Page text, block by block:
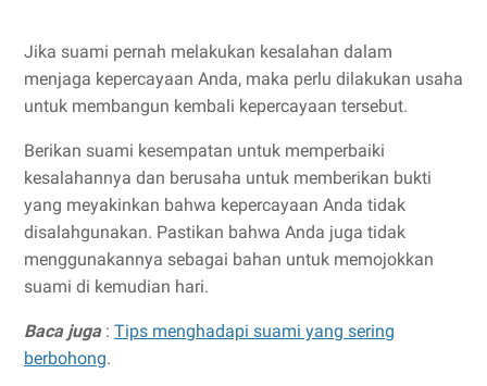
Jika suami pernah melakukan kesalahan dalam
menjaga kepercayaan Anda, maka perlu dilakukan usaha
untuk membangun kembali kepercayaan tersebut.
Berikan suami kesempatan untuk memperbaiki
kesalahannya dan berusaha untuk memberikan bukti
yang meyakinkan bahwa kepercayaan Anda tidak
disalahgunakan. Pastikan bahwa Anda juga tidak
menggunakannya sebagai bahan untuk memojokkan
suami di kemudian hari.
Baca juga: Tips menghadapi suami yang sering
berbohong.